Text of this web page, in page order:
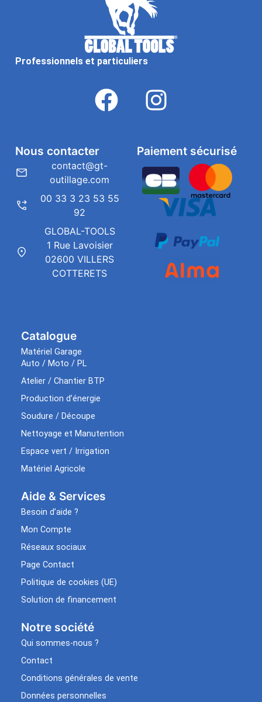
Professionnels et particuliers
Catalogue
Matériel Garage
Auto / Moto / PL
Atelier / Chantier BTP
Production d’énergie
Soudure / Découpe
Nettoyage et Manutention
Espace vert / Irrigation
Matériel Agricole
Aide & Services​
Besoin d’aide ?
Mon Compte
Réseaux sociaux
Page Contact
Politique de cookies (UE)
Solution de financement
Notre société
Qui sommes-nous ?
Contact
Conditions générales de vente
Données personnelles
Paiement sécurisé
Nous contacter
contact@gt-
outillage.com
00 33 3 23 53 55
92
GLOBAL-TOOLS
1 Rue Lavoisier
02600 VILLERS
COTTERETS